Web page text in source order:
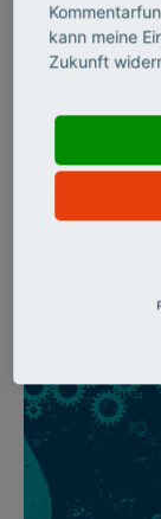
denken
Wie man mit
der
hoch 100“
kann meine
Zukunft